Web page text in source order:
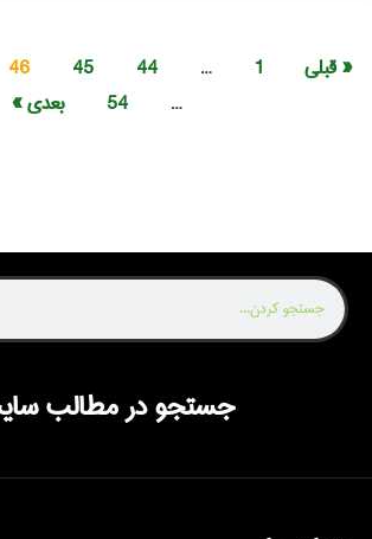
« قبلی 1
…
44
45
46
…
54 بعدی »
جستجو در مطالب